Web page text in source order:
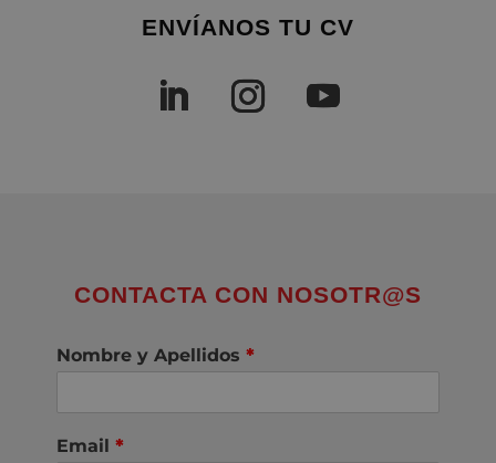
ENVÍANOS TU CV
CONTACTA CON NOSOTR@S
Nombre y Apellidos *
Email *